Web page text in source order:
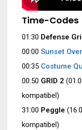
Time-Codes
01:30 Defense
00:00 Sunset
00:35 Costume
00:50 GRID 2
kompatibel)
31:00 Peggle
kompatibel)